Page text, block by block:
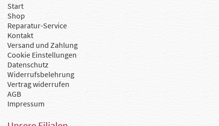
Start
Shop
Reparatur-Service
Kontakt
Versand und Zahlung
Cookie Einstellungen
Datenschutz
Widerrufsbelehrung
Vertrag widerrufen
AGB
Impressum